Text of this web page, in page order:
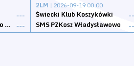
---
Tarnovia Basket Tarnowo Podgórne ---
2LM | 2026-09-19 00:00
Świecki Klub Koszykówki
SMS PZKosz Władysławowo